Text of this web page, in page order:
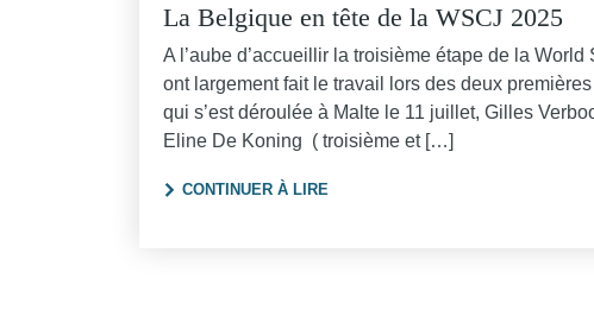
La Belgique en tête de la WSCJ 2025
A l’aube d’accueillir la troisième étape de la
ont largement fait le travail lors des deux
qui s’est déroulée à Malte le 11 juillet, Gilles
Eline De Koning ( troisième et […]
CONTINUER À LIRE